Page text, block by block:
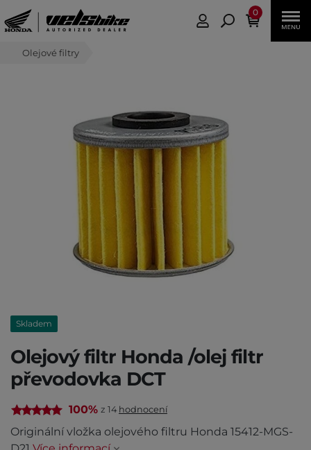
0
Olejové filtry
Skladem
Olejový filtr Honda /olej filtr
převodovka DCT
100% z 14 hodnocení
Originální vložka olejového filtru Honda 15412-MGS-